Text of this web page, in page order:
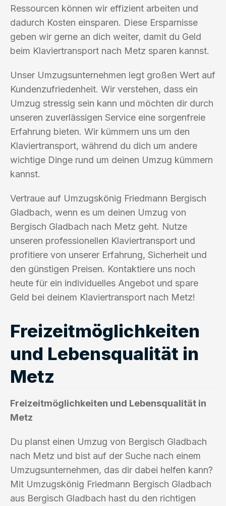
Ressourcen können wir effizient arbeiten und
dadurch Kosten einsparen. Diese Ersparnisse
geben wir gerne an dich weiter, damit du Geld
beim Klaviertransport nach Metz sparen kannst.
Unser Umzugsunternehmen legt großen Wert auf
Kundenzufriedenheit. Wir verstehen, dass ein
Umzug stressig sein kann und möchten dir durch
unseren zuverlässigen Service eine sorgenfreie
Erfahrung bieten. Wir kümmern uns um den
Klaviertransport, während du dich um andere
wichtige Dinge rund um deinen Umzug kümmern
kannst.
Vertraue auf Umzugskönig Friedmann Bergisch
Gladbach, wenn es um deinen Umzug von
Bergisch Gladbach nach Metz geht. Nutze
unseren professionellen Klaviertransport und
profitiere von unserer Erfahrung, Sicherheit und
den günstigen Preisen. Kontaktiere uns noch
heute für ein individuelles Angebot und spare
Geld bei deinem Klaviertransport nach Metz!
Freizeitmöglichkeiten
und Lebensqualität in
Metz
Freizeitmöglichkeiten und Lebensqualität in
Metz
Du planst einen Umzug von Bergisch Gladbach
nach Metz und bist auf der Suche nach einem
Umzugsunternehmen, das dir dabei helfen kann?
Mit Umzugskönig Friedmann Bergisch Gladbach
aus Bergisch Gladbach hast du den richtigen